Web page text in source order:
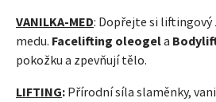
VANILKA-MED: Dopřejte si liftingový
medu. Facelifting oleogela
pokožku a zpevňují tělo.
LIFTING: Přírodní síla slaměnky,